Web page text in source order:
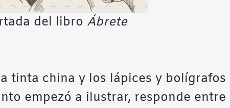
del libro Ábrete
tinta china y los lápices y bolígrafos
empezó a ilustrar, responde entre